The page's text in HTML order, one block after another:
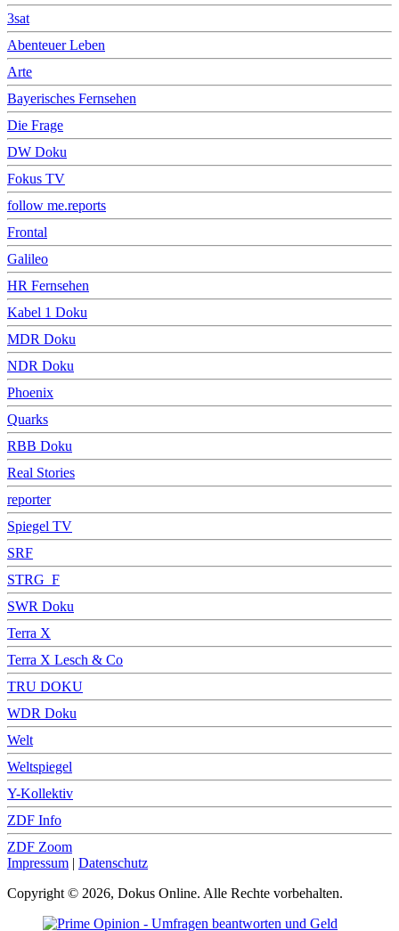
3sat
Abenteuer Leben
Arte
Bayerisches Fernsehen
Die Frage
DW Doku
Fokus TV
follow me.reports
Frontal
Galileo
HR Fernsehen
Kabel 1 Doku
MDR Doku
NDR Doku
Phoenix
Quarks
RBB Doku
Real Stories
reporter
Spiegel TV
SRF
STRG_F
SWR Doku
Terra X
Terra X Lesch & Co
TRU DOKU
WDR Doku
Welt
Weltspiegel
Y-Kollektiv
ZDF Info
ZDF Zoom
Impressum | Datenschutz
Copyright © 2026, Dokus Online. Alle Rechte vorbehalten.